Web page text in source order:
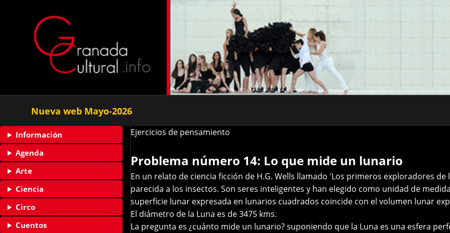
Nueva web Mayo-2026
Información
Agenda
Arte
Ciencia
Circo
Cuentos
Ejercicios de pensamiento
Problema número 14: Lo que mide un lunario
En un relato de ciencia ficción de H.G. Wells llamado 'Los primeros exploradores
parecida a los insectos. Son seres inteligentes y han elegido como unidad de
superficie lunar expresada en lunarios cuadrados coincide con el volumen lunar
El diámetro de la Luna es de 3475 kms.
La pregunta es ¿cuánto mide un lunario? suponiendo que la Luna es una esfera